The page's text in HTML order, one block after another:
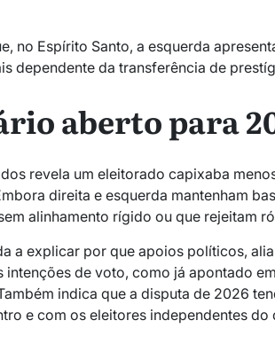
no Espírito Santo, a esquerda
dependente da transferência de
aberto para
revela um eleitorado capixaba
direita e esquerda mantenham
alinhamento rígido ou que rejeitam
a explicar por que apoios políticos,
intenções de voto, como já apontado
indica que a disputa de 2026
e com os eleitores independentes